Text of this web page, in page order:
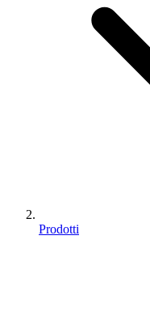
Prodotti